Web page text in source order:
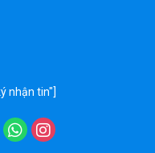
nhận tin"]